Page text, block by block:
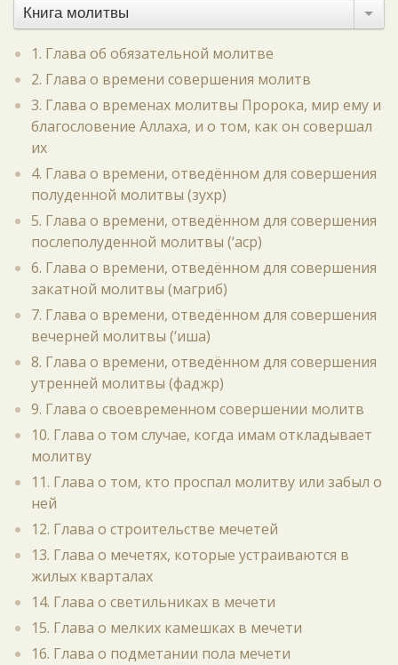
Книга молитвы
1. Глава об обязательной молитве
2. Глава о времени совершения молитв
3. Глава о временах молитвы Пророка, мир ему и
благословение Аллаха, и о том, как он совершал
их
4. Глава о времени, отведённом для совершения
полуденной молитвы (зухр)
5. Глава о времени, отведённом для совершения
послеполуденной молитвы (‘аср)
6. Глава о времени, отведённом для совершения
закатной молитвы (магриб)
7. Глава о времени, отведённом для совершения
вечерней молитвы (‘иша)
8. Глава о времени, отведённом для совершения
утренней молитвы (фаджр)
9. Глава о своевременном совершении молитв
10. Глава о том случае, когда имам откладывает
молитву
11. Глава о том, кто проспал молитву или забыл о
ней
12. Глава о строительстве мечетей
13. Глава о мечетях, которые устраиваются в
жилых кварталах
14. Глава о светильниках в мечети
15. Глава о мелких камешках в мечети
16. Глава о подметании пола мечети